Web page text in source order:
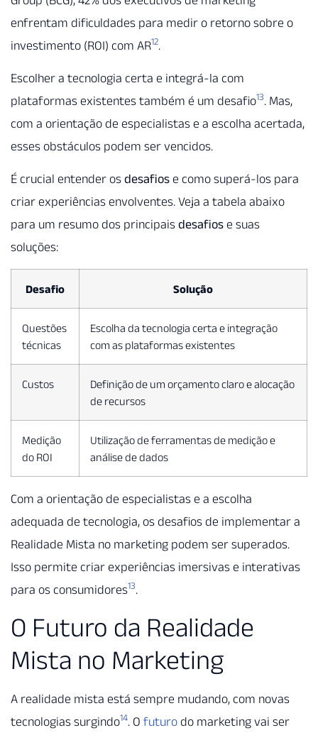
enfrentam dificuldades para medir o retorno sobre o
investimento (ROI) com AR12.
Escolher a tecnologia certa e integrá-la com
plataformas existentes também é um desafio13. Mas,
com a orientação de especialistas e a escolha acertada,
esses obstáculos podem ser vencidos.
É crucial entender os desafios e como superá-los para
criar experiências envolventes. Veja a tabela abaixo
para um resumo dos principais desafios e suas
soluções:
Desafio Solução
Questões
técnicas
Escolha da tecnologia certa e integração
com as plataformas existentes
Custos
Definição de um orçamento claro e alocação
de recursos
Medição
do ROI
Utilização de ferramentas de medição e
análise de dados
Com a orientação de especialistas e a escolha
adequada de tecnologia, os desafios de implementar a
Realidade Mista no marketing podem ser superados.
Isso permite criar experiências imersivas e interativas
para os consumidores13.
O Futuro da Realidade
Mista no Marketing
A realidade mista está sempre mudando, com novas
tecnologias surgindo14. O futuro do marketing vai ser